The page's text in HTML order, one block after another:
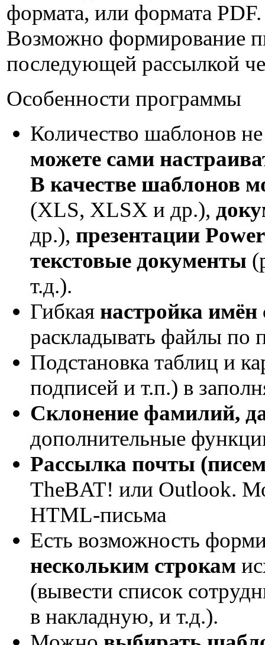
формата, или формата PDF.
Возможно формирование
последующей рассылкой
Особенности программы
Количество шаблонов
можете сами
В качестве шаблонов
(XLS, XLSX и др.),
др.), презентации
текстовые документы
т.д.).
Гибкая настройка
раскладывать файлы по
Подстановка таблиц и
подписей и т.п.) в
Склонение фамилий,
дополнительные
Рассылка почты
TheBAT! или Outlook.
HTML-письма
Есть возможность
нескольким строкам
(вывести список
в накладную, и т.д.).